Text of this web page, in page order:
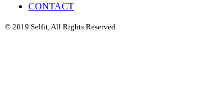
CONTACT
© 2019 Selfit, All Rights Reserved.